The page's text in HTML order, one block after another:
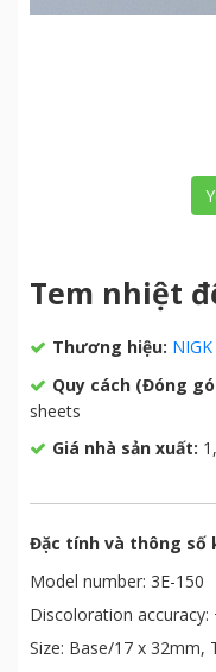
Tem nhiệt
Thương hiệu: NIGK
Quy cách (Đóng
sheets
Giá nhà sản xuất:
Đặc tính và thông số
Model number: 3E-150
Discoloration
Size: Base/17 x